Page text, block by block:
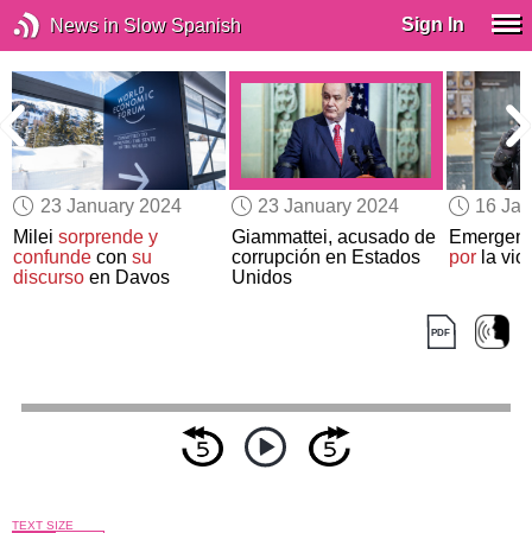
News in Slow Spanish Sign In
23 January 2024
Mileisorprende y
confunde consu
discurso en Davos
23 January 2024
Giammattei, acusado de
corrupción en Estados
Unidos
16
porla
TEXT SIZE